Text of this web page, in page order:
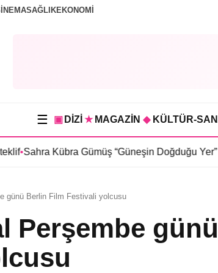
SAĞLIKEKONOMİ
☰ ▣ DİZİ ★ MAGAZİN ◆ KÜLTÜR-
Gümüş “Güneşin Doğduğu Yer” dizisinde•
günü Berlin Film Festivali yolcusu
Perşembe